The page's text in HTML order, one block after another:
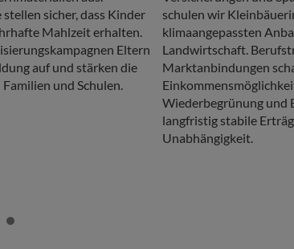
sicher, dass Kinder
Mahlzeit erhalten.
Eltern
auf und stärken die
und Schulen.
schulen wir
klimaangepassten
Landwirtschaft.
Marktanbindungen
Wiederbegrünung und
langfristig stabile
Unabhängigkeit.